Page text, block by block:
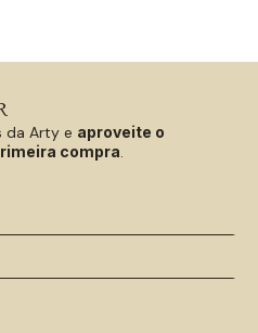
da Arty e aproveite o
compra.